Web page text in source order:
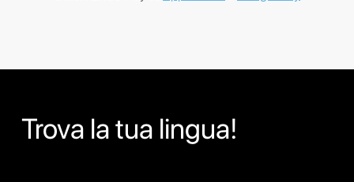
Trova la tua lingua!